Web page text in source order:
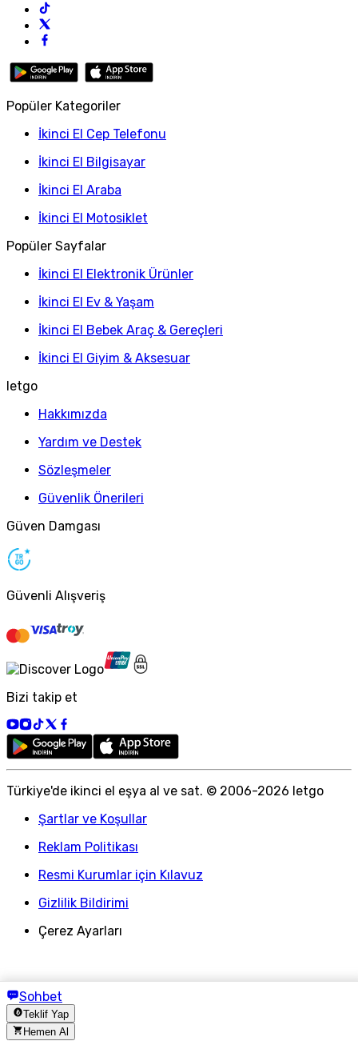
Sohbet
Teklif Yap
Hemen Al
Popüler Kategoriler
İkinci El Cep Telefonu
İkinci El Bilgisayar
İkinci El Araba
İkinci El Motosiklet
Popüler Sayfalar
İkinci El Elektronik Ürünler
İkinci El Ev & Yaşam
İkinci El Bebek Araç & Gereçleri
İkinci El Giyim & Aksesuar
letgo
Hakkımızda
Yardım ve Destek
Sözleşmeler
Güvenlik Önerileri
Güven Damgası
Güvenli Alışveriş
Bizi takip et
Türkiye'de ikinci el eşya al ve sat. © 2006-2026 letgo
Şartlar ve Koşullar
Reklam Politikası
Resmi Kurumlar için Kılavuz
Gizlilik Bildirimi
Çerez Ayarları